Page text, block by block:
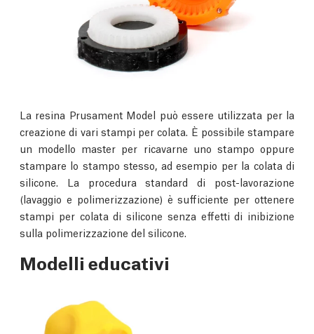
La resina Prusament Model può essere utilizzata per la
creazione di vari stampi per colata. È possibile stampare
un modello master per ricavarne uno stampo oppure
stampare lo stampo stesso, ad esempio per la colata di
silicone. La procedura standard di post-lavorazione
(lavaggio e polimerizzazione) è sufficiente per ottenere
stampi per colata di silicone senza effetti di inibizione
sulla polimerizzazione del silicone.
Modelli educativi